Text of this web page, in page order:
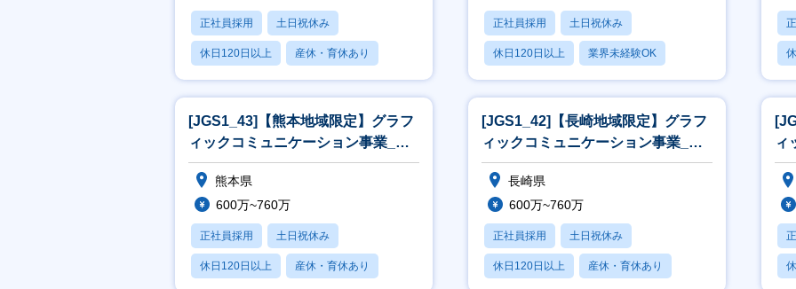
正社員採用 土日祝休み
休日120日以上 産休・育休あり
月残業20時間以内
正社員採用 土日祝休み
休日120日以上 業界未経験OK
産休・育休あり
[JGS1_43]【熊本地域限定】グラフ
ィックコミュニケーション事業_営
業[WEB面接可]
熊本県
600万~760万
正社員採用 土日祝休み
休日120日以上 産休・育休あり
[JGS1_42]【長崎地域限定】グラフ
ィックコミュニケーション事業_営
業[WEB面接可]
長崎県
600万~760万
正社員採用 土日祝休み
休日120日以上 産休・育休あり
ィ
業